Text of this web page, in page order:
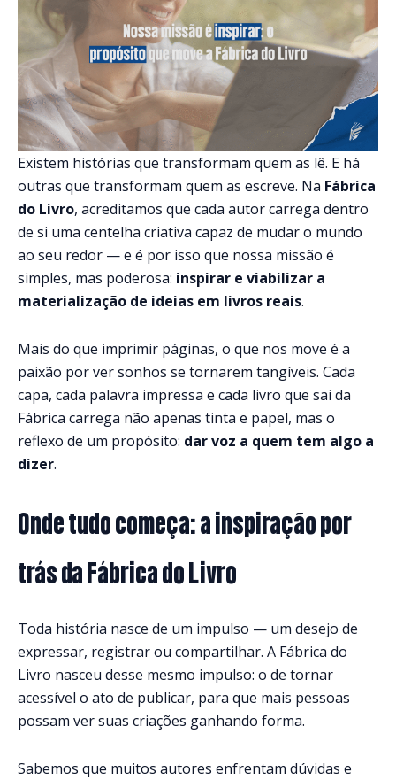
Existem histórias que transformam quem as lê. E há
outras que transformam quem as escreve. Na Fábrica
do Livro, acreditamos que cada autor carrega dentro
de si uma centelha criativa capaz de mudar o mundo
ao seu redor — e é por isso que nossa missão é
simples, mas poderosa: inspirar e viabilizar a
materialização de ideias em livros reais.
Mais do que imprimir páginas, o que nos move é a
paixão por ver sonhos se tornarem tangíveis. Cada
capa, cada palavra impressa e cada livro que sai da
Fábrica carrega não apenas tinta e papel, mas o
reflexo de um propósito: dar voz a quem tem algo a
dizer.
Onde tudo começa: a inspiração por
trás da Fábrica do Livro
Toda história nasce de um impulso — um desejo de
expressar, registrar ou compartilhar. A Fábrica do
Livro nasceu desse mesmo impulso: o de tornar
acessível o ato de publicar, para que mais pessoas
possam ver suas criações ganhando forma.
Sabemos que muitos autores enfrentam dúvidas e